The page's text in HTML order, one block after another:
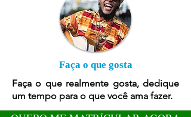
Faça o que gosta
Faça o que realmente gosta, dedique
um tempo para o que você ama fazer.